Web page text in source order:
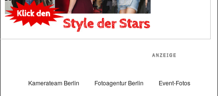
Kamerateam Berlin Fotoagentur Berlin Event-Fotos